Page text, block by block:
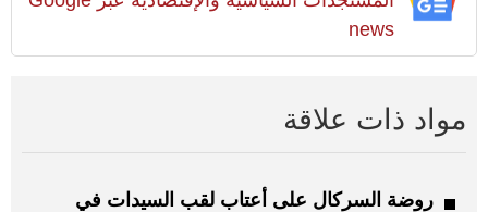
news
مواد ذات علاقة
روضة السركال على أعتاب لقب السيدات في